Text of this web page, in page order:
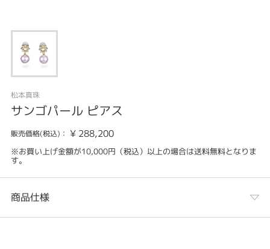
松本真珠
サンゴパール ピアス
販売価格(税込)： ¥ 288,200
※お買い上げ金額が10,000円（税込）以上の場合は送料無料となりま
す。
商品仕様